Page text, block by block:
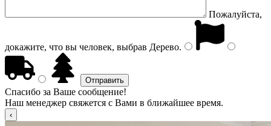
Пожалуйста,
докажите, что вы человек, выбрав Дерево.
Спасибо за Ваше сообщение!
Наш менеджер свяжется с Вами в ближайшее время.